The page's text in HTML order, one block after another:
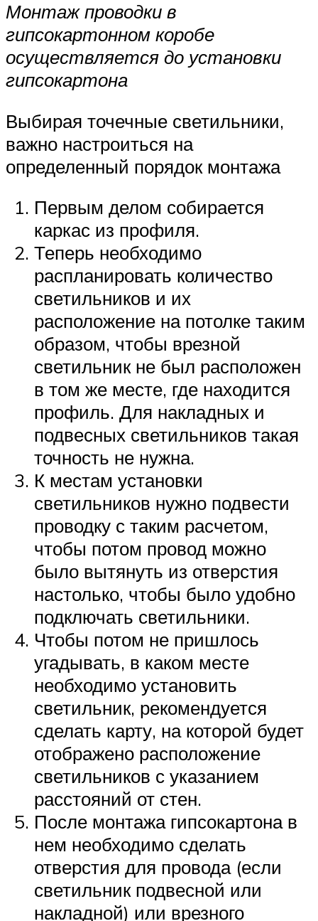
Монтаж проводки в
гипсокартонном коробе
осуществляется до установки
гипсокартона
Выбирая точечные светильники,
важно настроиться на
определенный порядок монтажа
Первым делом собирается
каркас из профиля.
Теперь необходимо
распланировать количество
светильников и их
расположение на потолке таким
образом, чтобы врезной
светильник не был расположен
в том же месте, где находится
профиль. Для накладных и
подвесных светильников такая
точность не нужна.
К местам установки
светильников нужно подвести
проводку с таким расчетом,
чтобы потом провод можно
было вытянуть из отверстия
настолько, чтобы было удобно
подключать светильники.
Чтобы потом не пришлось
угадывать, в каком месте
необходимо установить
светильник, рекомендуется
сделать карту, на которой будет
отображено расположение
светильников с указанием
расстояний от стен.
После монтажа гипсокартона в
нем необходимо сделать
отверстия для провода (если
светильник подвесной или
накладной) или врезного